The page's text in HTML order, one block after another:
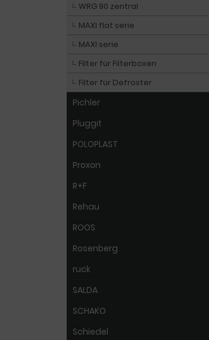
WRG 90 zentral
MAXI flat serie
MAXI serie
Filter für Filterboxen
Filter für Defroster
Pichler
Pluggit
POLOPLAST
Proxon
R+F
Rehau
ROOS
Rosenberg
ruck
SALDA
SCHAKO
Schiedel